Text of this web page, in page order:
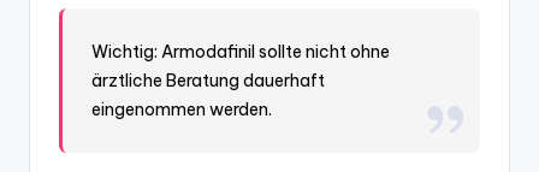
Wichtig: Armodafinil sollte nicht ohne
ärztliche Beratung dauerhaft
eingenommen werden.